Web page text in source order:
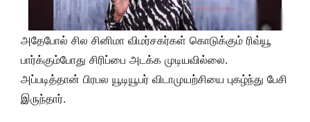
அதேபோல் சில சினிமா விமர்சகர்கள் கொடுக்கும் ரிவ்யூ
பார்க்கும்போது சிரிப்பை அடக்க முடியவில்லை.
அப்படித்தான் பிரபல யூடியூபர் விடாமுயற்சியை புகழ்ந்து பேசி
இருந்தார்.